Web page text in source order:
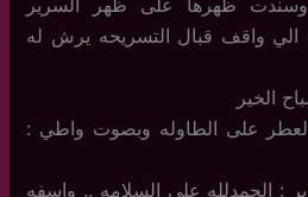
ظهرها على ظهر السرير
الي واقف قبال التسريحه يرش له
الخير
على الطاوله وبصوت واطي :
: الحمدلله على السلامه .. واسفه